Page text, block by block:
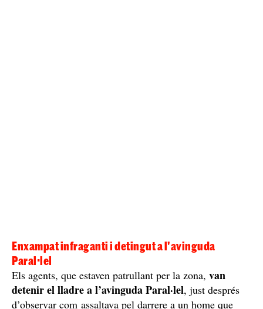
Enxampat infraganti i detingut a l'avinguda
Paral·lel
Els agents, que estaven patrullant per la zona, van
detenir el lladre a l’avinguda Paral·lel, just després
d’observar com assaltava pel darrere a un home que